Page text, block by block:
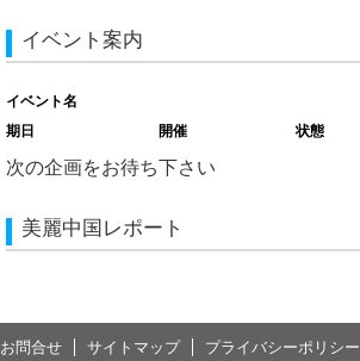
イベント案内
イベント名
期日
開催 状態
次の企画をお待ち下さい
美麗中国レポート
お問合せ サイトマップ プライバシーポリシー